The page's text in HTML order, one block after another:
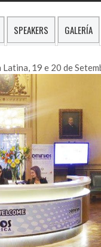
SPEAKERS GALERÍA
19 e 20 de